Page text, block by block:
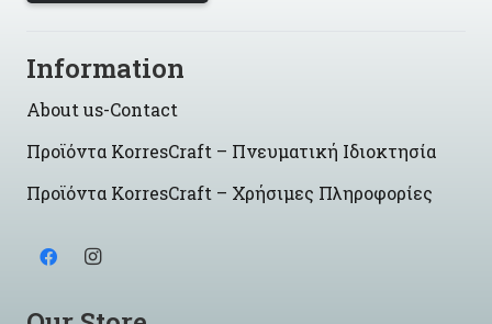
Information
About us-Contact
Προϊόντα KorresCraft – Πνευματική Ιδιοκτησία
Προϊόντα KorresCraft – Χρήσιμες Πληροφορίες